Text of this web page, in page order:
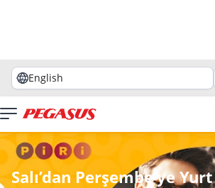
English
Salı’dan Perşembe’ye